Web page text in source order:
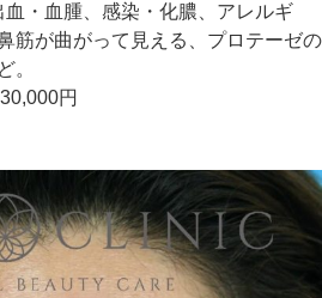
血・血腫、感染・化膿、アレルギ
筋が曲がって見える、プロテーゼの
。
円